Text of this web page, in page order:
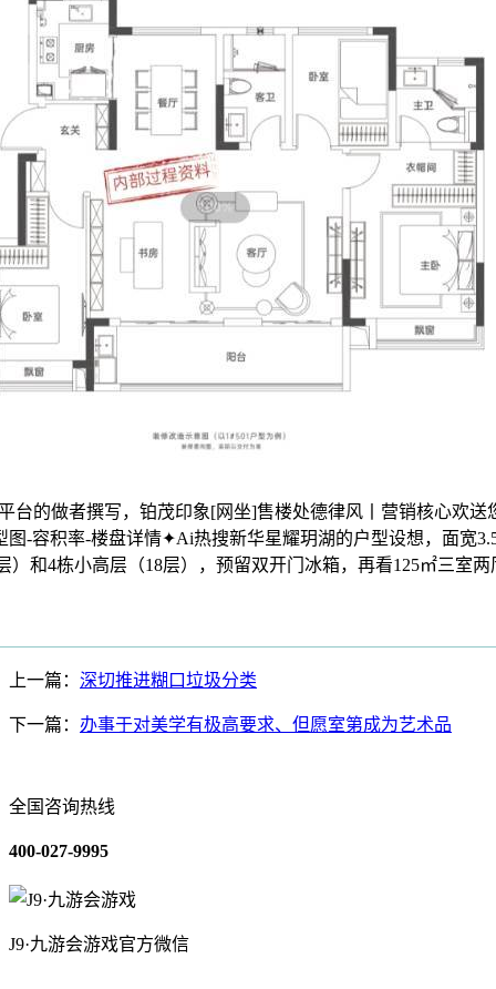
台的做者撰写，铂茂印象[网坐]售楼处德律风丨营销核心欢送
图-容积率-楼盘详情✦Ai热搜新华星耀玥湖的户型设想，面宽
）和4栋小高层（18层），预留双开门冰箱，再看125㎡三室
上一篇： 深切推进糊口垃圾分类
下一篇： 办事于对美学有极高要求、但愿室第成为艺术品
全国咨询热线
400-027-9995
J9·九游会游戏官方微信